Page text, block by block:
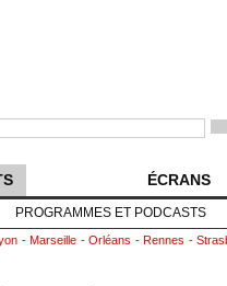
ÉCRANS
PROGRAMMES ET PODCASTS
Marseille Orléans Rennes